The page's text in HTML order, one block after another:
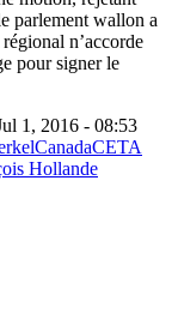
parlement wallon a
n’accorde
pour signer le
1, 2016 - 08:53
CanadaCETA
Hollande